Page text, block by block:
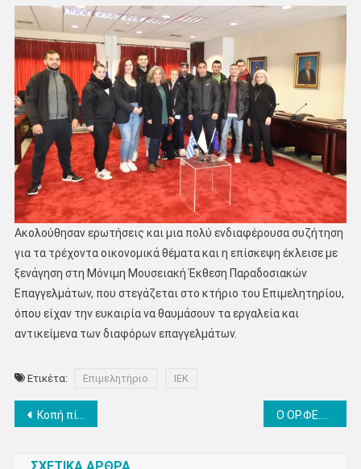
Ακολούθησαν ερωτήσεις και μια πολύ ενδιαφέρουσα συζήτηση
για τα τρέχοντα οικονομικά θέματα και η επίσκεψη έκλεισε με
ξενάγηση στη Μόνιμη Μουσειακή Έκθεση Παραδοσιακών
Επαγγελμάτων, που στεγάζεται στο κτήριο του Επιμελητηρίου,
όπου είχαν την ευκαιρία να θαυμάσουν τα εργαλεία και
αντικείμενα των διαφόρων επαγγελμάτων.
Ετικέτα: Επιμελητήριο ΙΕΚ
Πλοήγηση
Κοπή πίτας στο πολιτικό γραφείο του Φώντα Μπαραλιάκου Ο ΟΡ.ΦΕ.Ο. και η Εθελοντική Ομάδα «Ο τόπος μου» παρουσίασαν την ποιητική συλλογή «Ελευσίς»